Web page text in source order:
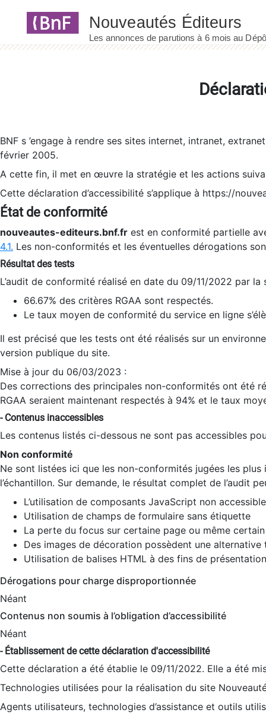
BNF s ’engage à rendre ses sites internet, intranet,
février 2005.
A cette fin, il met en œuvre la stratégie et les actions
Cette déclaration d’accessibilité s’applique à https://
État de conformité
nouveautes-editeurs.bnf.fr est en conformité partielle
4.1. Les non-conformités et les éventuelles dérogations
Résultat des tests
L’audit de conformité réalisé en date du 09/11/2022 par
66.67% des critères RGAA sont respectés.
Le taux moyen de conformité du service en ligne
Il est précisé que les tests ont été réalisés sur un
version publique du site.
Mise à jour du 06/03/2023 :
Des corrections des principales non-conformités ont été
RGAA seraient maintenant respectés à 94% et le taux
- Contenus inaccessibles
Les contenus listés ci-dessous ne sont pas accessibles
Non conformité
Ne sont listées ici que les non-conformités jugées les
l’échantillon. Sur demande, le résultat complet de l’audit
L’utilisation de composants JavaScript non
Utilisation de champs de formulaire sans étiquette
La perte du focus sur certaine page ou même
Des images de décoration possèdent une alternative
Utilisation de balises HTML à des fins de
Dérogations pour charge disproportionnée
Néant
Contenus non soumis à l’obligation d’accessibilité
Néant
- Établissement de cette déclaration d'accessibilité
Cette déclaration a été établie le 09/11/2022. Elle a été
Technologies utilisées pour la réalisation du site
Agents utilisateurs, technologies d’assistance et outils